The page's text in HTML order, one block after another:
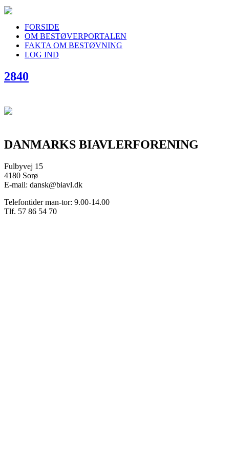
FORSIDE
OM BESTØVERPORTALEN
FAKTA OM BESTØVNING
LOG IND
2840
DANMARKS BIAVLERFORENING
Fulbyvej 15
4180 Sorø
E-mail: dansk@biavl.dk
Telefontider man-tor: 9.00-14.00
Tlf. 57 86 54 70